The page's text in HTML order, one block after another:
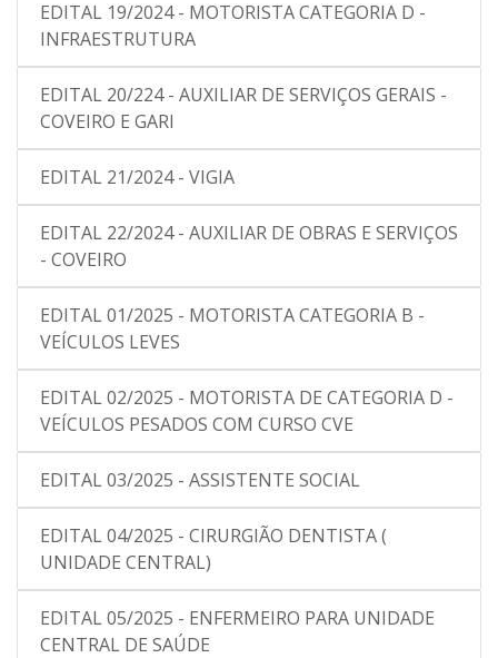
EDITAL 19/2024 - MOTORISTA CATEGORIA D -
INFRAESTRUTURA
EDITAL 20/224 - AUXILIAR DE SERVIÇOS GERAIS -
COVEIRO E GARI
EDITAL 21/2024 - VIGIA
EDITAL 22/2024 - AUXILIAR DE OBRAS E SERVIÇOS
- COVEIRO
EDITAL 01/2025 - MOTORISTA CATEGORIA B -
VEÍCULOS LEVES
EDITAL 02/2025 - MOTORISTA DE CATEGORIA D -
VEÍCULOS PESADOS COM CURSO CVE
EDITAL 03/2025 - ASSISTENTE SOCIAL
EDITAL 04/2025 - CIRURGIÃO DENTISTA (
UNIDADE CENTRAL)
EDITAL 05/2025 - ENFERMEIRO PARA UNIDADE
CENTRAL DE SAÚDE